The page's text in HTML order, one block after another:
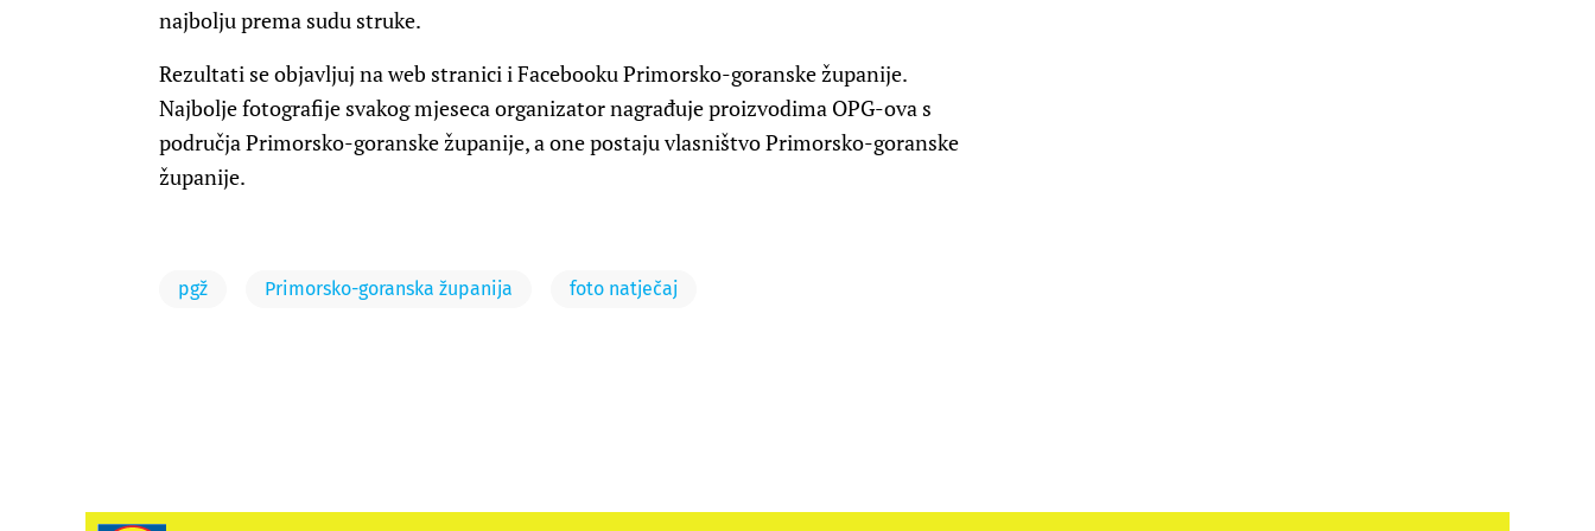
najbolju prema sudu struke.
Rezultati se objavljuj na web stranici i Facebooku Primorsko-goranske županije.
Najbolje fotografije svakog mjeseca organizator nagrađuje proizvodima OPG-ova s
područja Primorsko-goranske županije, a one postaju vlasništvo Primorsko-goranske
županije.
pgž Primorsko-goranska županija foto natječaj